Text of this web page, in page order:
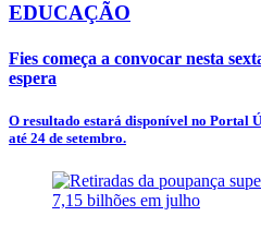
EDUCAÇÃO
Fies começa a convocar nesta
espera
O resultado estará disponível no Portal
até 24 de setembro.